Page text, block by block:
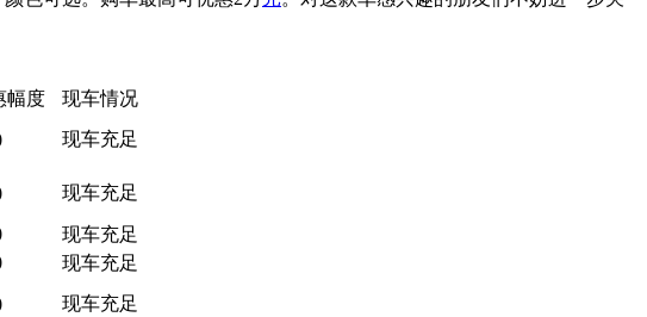
幅度
现车情况
现车充足
现车充足
现车充足
现车充足
现车充足